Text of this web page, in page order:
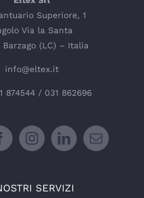
Superiore, 1
Via la Santa
Barzago (LC) – Italia
info@eltex.it
874544/ 031 862696
SERVIZI